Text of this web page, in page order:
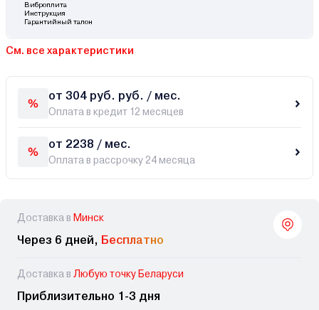
Виброплита
Инструкция
Гарантийный талон
См. все характеристики
от 304 руб. руб. / мес.
Оплата в кредит 12 месяцев
от 2238 / мес.
Оплата в рассрочку 24 месяца
Доставка в Минск
Через 6 дней, Бесплатно
Доставка в Любую точку Беларуси
Приблизительно 1-3 дня